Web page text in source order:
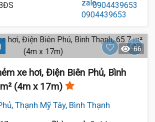
0904439653
66
xe hơi, Điện Biên Phủ, Bình
(4m x 17m)
Thạnh Mỹ Tây, Bình Thạnh